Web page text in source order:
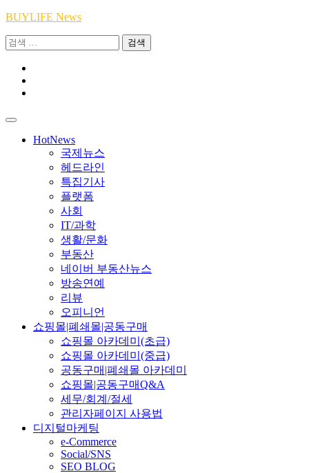
Skip
content
BUYLIFE News
검
HotNews
국제뉴스
헤드라인
특집기사
플랫폼
사회
IT/과학
생활/문화
부동산
네이버 부동산뉴스
방송연예
리뷰
오피니언
쇼핑몰|폐쇄몰|공동구매
쇼핑몰 아카데미(초급)
쇼핑몰 아카데미(중급)
공동구매|폐쇄몰 아카데미
쇼핑몰|공동구매Q&A
세무/회계/절세
관리자페이지 사용법
디지털마케팅
e-Commerce
Social/SNS
SEO BLOG